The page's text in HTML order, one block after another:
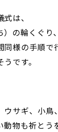
は、
の輪くぐり
様の手順で
です。
ウサギ、小
物も祈とう